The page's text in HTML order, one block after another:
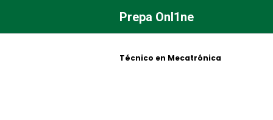
contenido
Prepa Onl1ne
Técnico en Mecatrónica